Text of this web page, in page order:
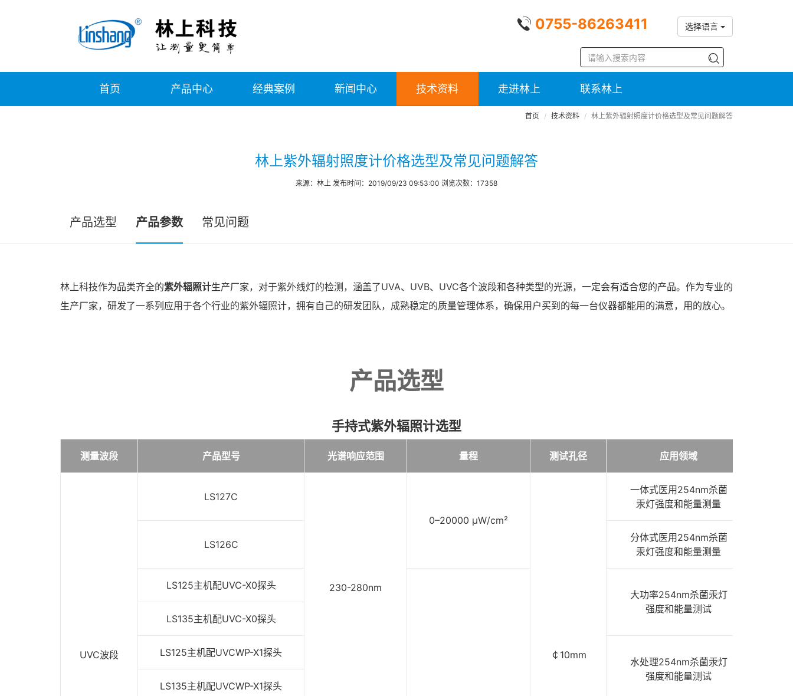
0755-86263411 选择语言
首页 产品中心 经典案例 新闻中心 技术资料 走进林上 联系林上
首页 技术资料 林上紫外辐射照度计价格选型及常见问题解答
林上紫外辐射照度计价格选型及常见问题解答
来源：林上 发布时间：2019/09/23 09:53:00 浏览次数：17358
产品选型 产品参数 常见问题
林上科技作为品类齐全的紫外辐照计生产厂家，对于紫外线灯的检测，涵盖了UVA、UVB、UVC各个波段和各种类型的光源，一定会有适合您的产品。作为专业的
生产厂家，研发了一系列应用于各个行业的紫外辐照计，拥有自己的研发团队，成熟稳定的质量管理体系，确保用户买到的每一台仪器都能用的满意，用的放心。
产品选型
手持式紫外辐照计选型
测量波段 产品型号 光谱响应范围 量程 测试孔径 应用领域
UVC波段
LS127C
230-280nm
0–20000 μW/cm²
￠10mm
一体式医用254nm杀菌
汞灯强度和能量测量
LS126C
分体式医用254nm杀菌
汞灯强度和能量测量
LS125主机配UVC-X0探头
大功率254nm杀菌汞灯
强度和能量测试
LS135主机配UVC-X0探头
LS125主机配UVCWP-X1探头
水处理254nm杀菌汞灯
强度和能量测试
LS135主机配UVCWP-X1探头